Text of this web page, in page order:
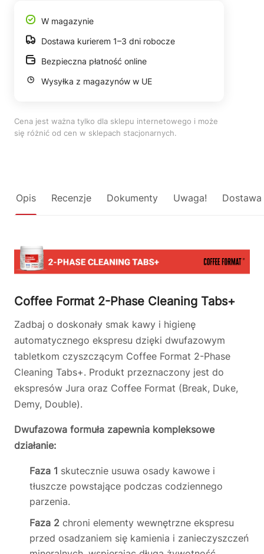
W magazynie
Dostawa kurierem 1–3 dni robocze
Bezpieczna płatność online
Wysyłka z magazynów w UE
Cena jest ważna tylko dla sklepu internetowego i może
się różnić od cen w sklepach stacjonarnych.
Opis Recenzje Dokumenty Uwaga! Dostawa
Coffee Format 2-Phase Cleaning Tabs+
Zadbaj o doskonały smak kawy i higienę
automatycznego ekspresu dzięki dwufazowym
tabletkom czyszczącym Coffee Format 2-Phase
Cleaning Tabs+. Produkt przeznaczony jest do
ekspresów Jura oraz Coffee Format (Break, Duke,
Demy, Double).
Dwufazowa formuła zapewnia kompleksowe
działanie:
Faza 1 skutecznie usuwa osady kawowe i
tłuszcze powstające podczas codziennego
parzenia.
Faza 2 chroni elementy wewnętrzne ekspresu
przed osadzaniem się kamienia i zanieczyszczeń